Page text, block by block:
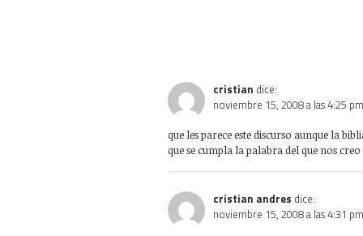
cristian dice:
noviembre 15, 2008 a las 4:25 pm
que les parece este discurso aunque la
que se cumpla la palabra del que nos
cristian andres dice:
noviembre 15, 2008 a las 4:31 pm